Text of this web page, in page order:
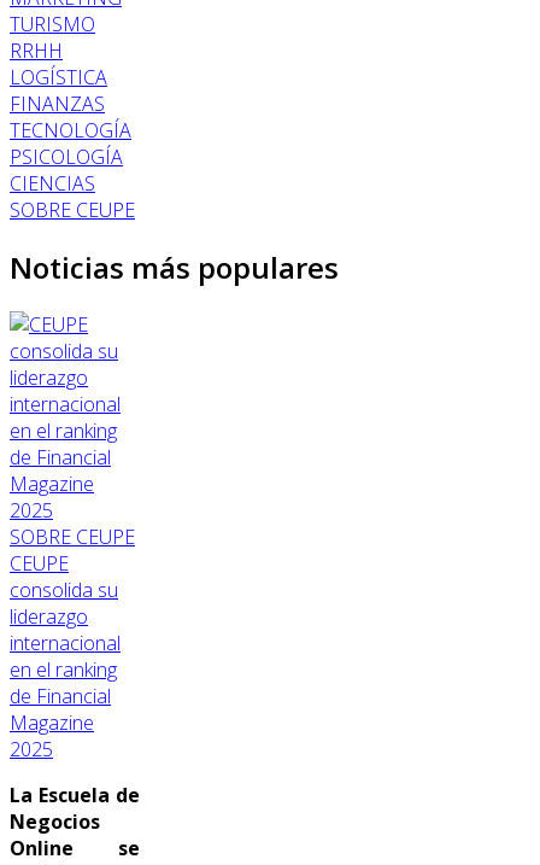
TURISMO
RRHH
LOGÍSTICA
FINANZAS
TECNOLOGÍA
PSICOLOGÍA
CIENCIAS
SOBRE CEUPE
Noticias más populares
SOBRE CEUPE
CEUPE
consolida su
liderazgo
internacional
en el ranking
de Financial
Magazine
2025
La Escuela de
Negocios
Online se